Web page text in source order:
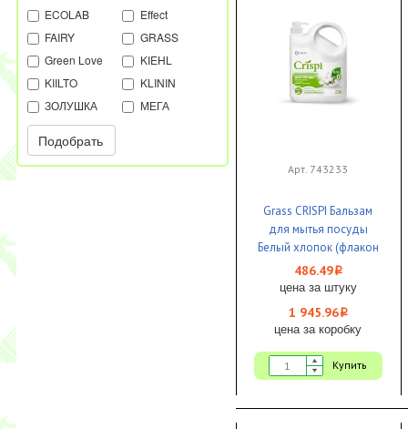
ECOLAB
Effect
FAIRY
GRASS
Green Love
KIEHL
KIILTO
KLININ
ЗОЛУШКА
МЕГА
Подобрать
Арт. 743233
Grass CRISPI Бальзам
для мытья посуды
Белый хлопок (флакон
2500 мл) 1/4
486.49i
цена за штуку
1 945.96i
цена за коробку
Купить